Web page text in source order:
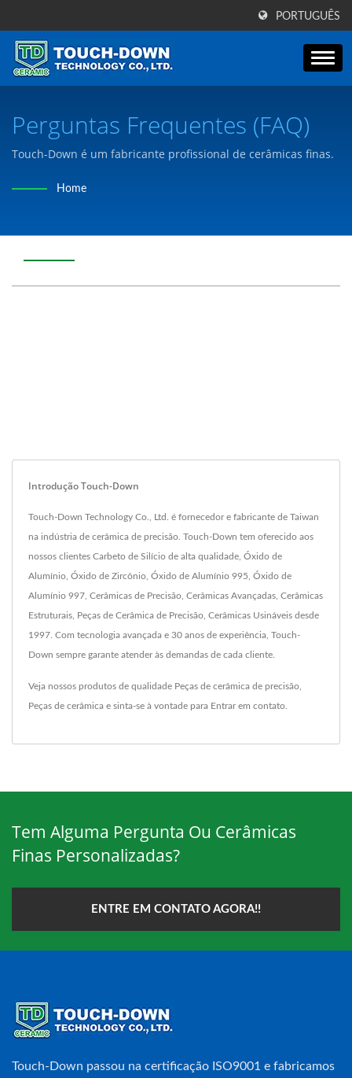
PORTUGUÊS
Perguntas Frequentes (FAQ)
Touch-Down é um fabricante profissional de cerâmicas finas.
Home
Introdução Touch-Down
Touch-Down Technology Co., Ltd. é fornecedor e fabricante de Taiwan
na indústria de cerâmica de precisão. Touch-Down tem oferecido aos
nossos clientes Carbeto de Silício de alta qualidade, Óxido de
Alumínio, Óxido de Zircônio, Óxido de Alumínio 995, Óxido de
Alumínio 997, Cerâmicas de Precisão, Cerâmicas Avançadas, Cerâmicas
Estruturais, Peças de Cerâmica de Precisão, Cerâmicas Usináveis desde
1997. Com tecnologia avançada e 30 anos de experiência, Touch-
Down sempre garante atender às demandas de cada cliente.
Veja nossos produtos de qualidade Peças de cerâmica de precisão
Peças de cerâmica e sinta-se à vontade para Entrar em contato
Tem Alguma Pergunta Ou Cerâmicas
Finas Personalizadas?
ENTRE EM CONTATO AGORA!!
Touch-Down passou na certificação ISO9001 e fabricamos